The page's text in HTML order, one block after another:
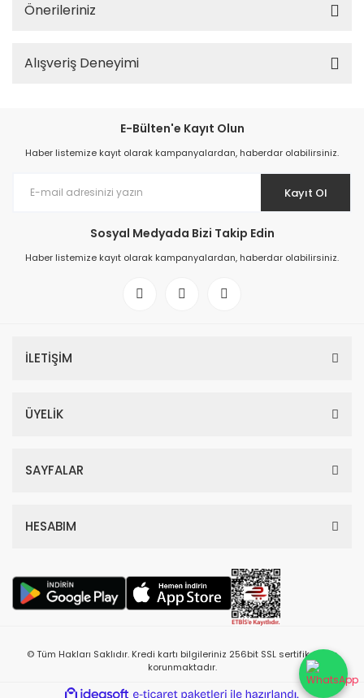
Önerileriniz
Alışveriş Deneyimi
E-Bülten'e Kayıt Olun
Haber listemize kayıt olarak kampanyalardan, haberdar olabilirsiniz.
Kayıt Ol
Sosyal Medyada Bizi Takip Edin
Haber listemize kayıt olarak kampanyalardan, haberdar olabilirsiniz.
İLETİŞİM
ÜYELİK
SAYFALAR
HESABIM
© Tüm Hakları Saklıdır. Kredi kartı bilgileriniz 256bit SSL sertifikası ile
korunmaktadır.
ideasoft e- ile